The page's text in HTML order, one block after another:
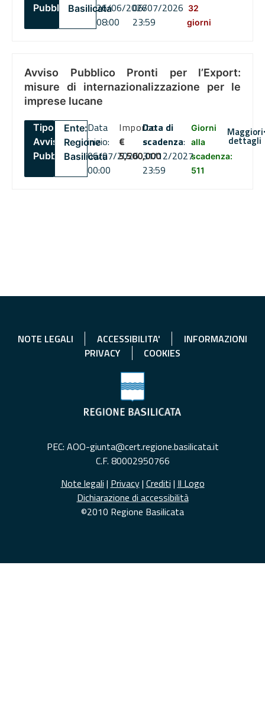
PubblicoBasilicata26/06/2026
08:00
06/07/2026
23:59
32
giorni
Avviso Pubblico Pronti per l’Export:
misure di internazionalizzazione per le
imprese lucane
Tipo:
Avviso
Pubblico
Ente:
Regione
Basilicata
Data
inizio:
06/07/2026
00:00
Importo
€
5,500,000
Data di
scadenza:
31/12/2027
23:59
Giorni
alla
scadenza:
511
Maggiori
dettagli
NOTE LEGALI ACCESSIBILITA'
INFORMAZIONI
PRIVACY
COOKIES
PEC: AOO-giunta@cert.regione.basilicata.it
C.F. 80002950766
Note legali | Privacy| Crediti | Il Logo
Dichiarazione di accessibilità
©2010 Regione Basilicata